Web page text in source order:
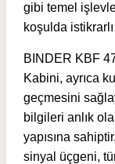
gibi temel
koşulda
BINDER KBF
Kabini, ayrıca
geçmesini
bilgileri anlık
yapısına
sinyal üçgeni,